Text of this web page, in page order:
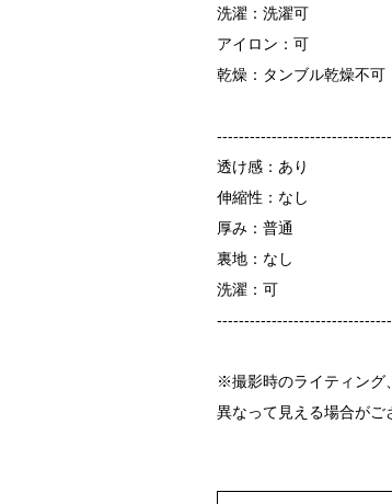
洗濯：洗濯可
アイロン：可
乾燥：タンブル乾燥不可
透け感：あり
伸縮性：なし
厚み：普通
裏地：なし
洗濯：可
※撮影時のライティング
異なって見える場合がご